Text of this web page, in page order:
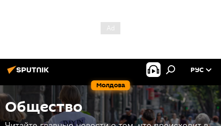
Молдова
РУС
Общество